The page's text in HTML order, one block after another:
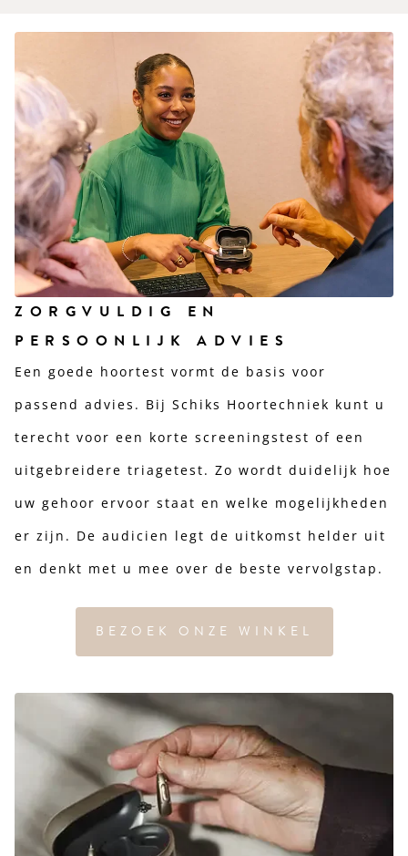
ZORGVULDIG EN
PERSOONLIJK ADVIES
Een goede hoortest vormt de basis voor
passend advies. Bij Schiks Hoortechniek kunt u
terecht voor een korte screeningstest of een
uitgebreidere triagetest. Zo wordt duidelijk hoe
uw gehoor ervoor staat en welke mogelijkheden
er zijn. De audicien legt de uitkomst helder uit
en denkt met u mee over de beste vervolgstap.
BEZOEK ONZE WINKEL